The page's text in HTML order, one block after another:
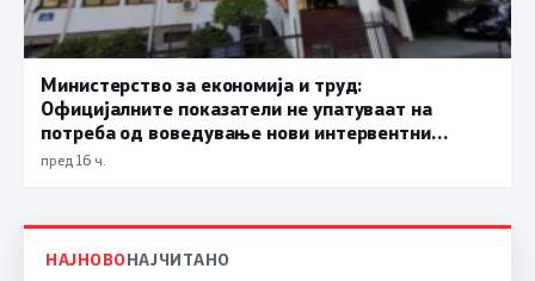
Министерство за економија и труд:
Официјалните показатели не упатуваат на
потреба од воведување нови интервентни
мерки, ценовните движења се стабилни
пред 16 ч.
НАЈНОВОНАЈЧИТАНО